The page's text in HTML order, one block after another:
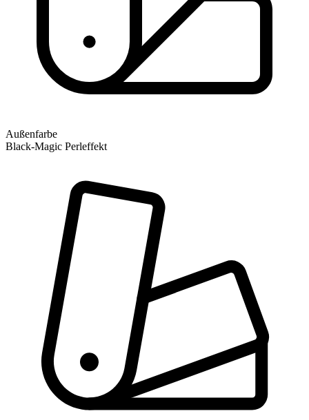
Außenfarbe
Black-Magic Perleffekt